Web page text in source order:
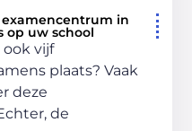
in
op uw school
ook vijf
plaats? Vaak
deze
de